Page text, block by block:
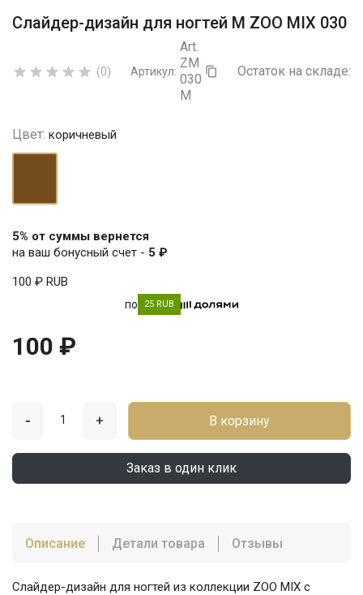
Слайдер-дизайн для ногтей М ZOO MIX 030
     (0) Артикул:
Art.
ZM
030
M
 Остаток на складе:
Цвет: коричневый
5% от суммы вернется
на ваш бонусный счет - 5 ₽
100 ₽ RUB
по 25 RUB
100 ₽
- + В корзину
Заказ в один клик
Описание Детали товара Отзывы
Слайдер-дизайн для ногтей из коллекции ZOO MIX с